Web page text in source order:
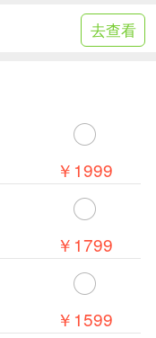
去查看
￥1999
￥1799
￥1599